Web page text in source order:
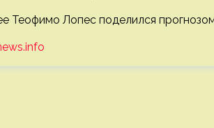
Теофимо Лопес поделился